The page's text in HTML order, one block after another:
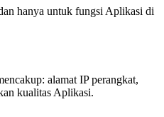
hanya untuk fungsi Aplikasi di
alamat IP perangkat,
kualitas Aplikasi.